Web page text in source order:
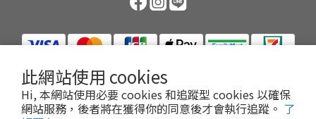
此網站使用 cookies
Hi, 本網站使用必要 cookies 和追蹤型 cookies 以確保
網站服務，後者將在獲得你的同意後才會執行追蹤。 了